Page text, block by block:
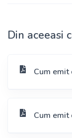
Din aceeasi
Cum emit
Cum emit